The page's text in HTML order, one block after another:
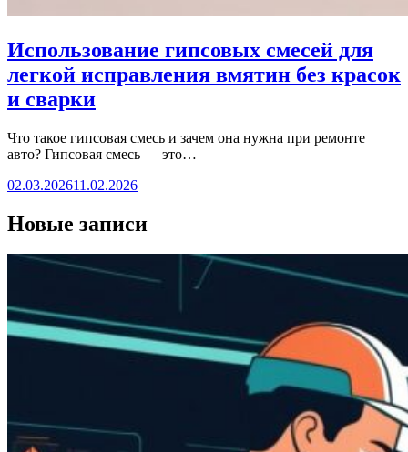
Использование гипсовых смесей для
легкой исправления вмятин без красок
и сварки
Что такое гипсовая смесь и зачем она нужна при ремонте
авто? Гипсовая смесь — это…
02.03.202611.02.2026
Новые записи